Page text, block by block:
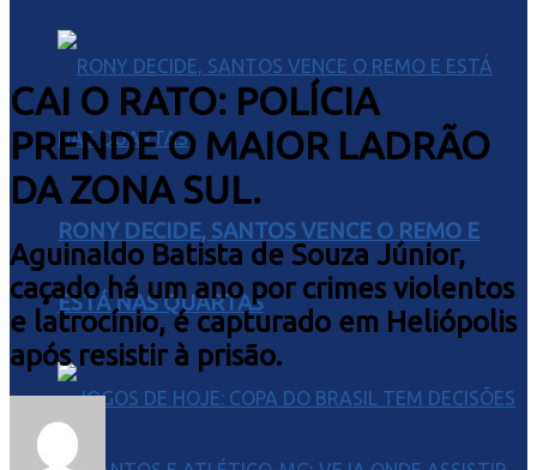
RONY DECIDE, SANTOS VENCE O REMO E
ESTÁ NAS QUARTAS
CAI O RATO: POLÍCIA
PRENDE O MAIOR LADRÃO
DA ZONA SUL.
Aguinaldo Batista de Souza Júnior,
caçado há um ano por crimes violentos
e latrocínio, é capturado em Heliópolis
após resistir à prisão.